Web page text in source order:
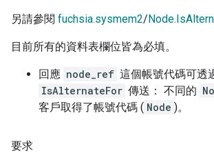
另請參閱 fuchsia.sysmem2/
目前所有的資料表欄位皆為必填。
回應 node_ref 這個帳號代碼可透
IsAlternateFor 傳送： 不同的
客戶取得了帳號代碼 ( Node )。
要求